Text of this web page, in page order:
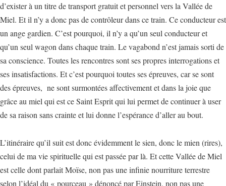
d’exister à un titre de transport gratuit et personnel vers la Vallée de
Miel. Et il n’y a donc pas de contrôleur dans ce train. Ce conducteur est
un ange gardien. C’est pourquoi, il n’y a qu’un seul conducteur et
qu’un seul wagon dans chaque train. Le vagabond n’est jamais sorti de
sa conscience. Toutes les rencontres sont ses propres interrogations et
ses insatisfactions. Et c’est pourquoi toutes ses épreuves, car se sont
des épreuves, ne sont surmontées affectivement et dans la joie que
grâce au miel qui est ce Saint Esprit qui lui permet de continuer à user
de sa raison sans crainte et lui donne l’espérance d’aller au bout.
L’itinéraire qu’il suit est donc évidemment le sien, donc le mien (rires),
celui de ma vie spirituelle qui est passée par là. Et cette Vallée de Miel
est celle dont parlait Moïse, non pas une infinie nourriture terrestre
selon l’idéal du « pourceau » dénoncé par Einstein, non pas une